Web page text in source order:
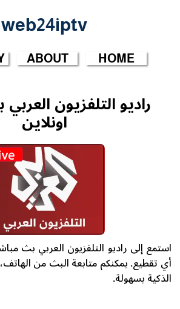
web24iptv
HOME
ABOUT
راديو التلفزيون
اونلاين
استمع إلى راديو التلفزيون العربي بث
أي تقطيع. يمكنكم متابعة البث من الهاتف،
الذكية بسهولة.